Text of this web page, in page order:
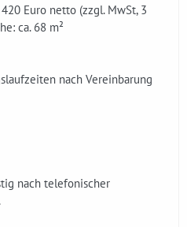
Euro netto (zzgl. MwSt, 3
ca. 68 m²
nach Vereinbarung
nach telefonischer